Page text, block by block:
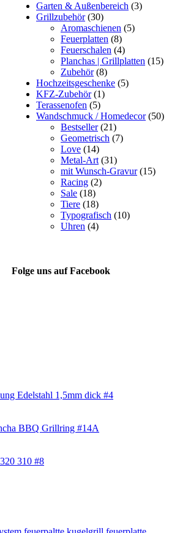
Garten & Außenbereich (3)
Grillzubehör (30)
Aromaschienen (5)
Feuerplatten (8)
Feuerschalen (4)
Planchas | Grillplatten (15)
Zubehör (8)
Hochzeitsgeschenke (5)
KFZ-Zubehör (1)
Terassenofen (5)
Wandschmuck / Homedecor (50)
Bestseller (21)
Geometrisch (7)
Love (14)
Metal-Art (31)
mit Wunsch-Gravur (15)
Racing (2)
Sale (18)
Tiere (18)
Typografisch (10)
Uhren (4)
Folge uns auf Facebook
Edelstahl 1,5mm dick #4
BBQ Grillring #14A
310 #8